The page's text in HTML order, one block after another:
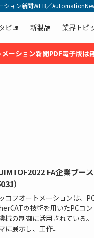
ション新聞WEB／
ビュ 新製品 業界トピ
ーション新聞PDF電子版は
JIMTOF2022 FA企業ブー
）
コフオートメーションは、
の技術を用いたPCコ
械の制御に活用されている
に展示し、工作...